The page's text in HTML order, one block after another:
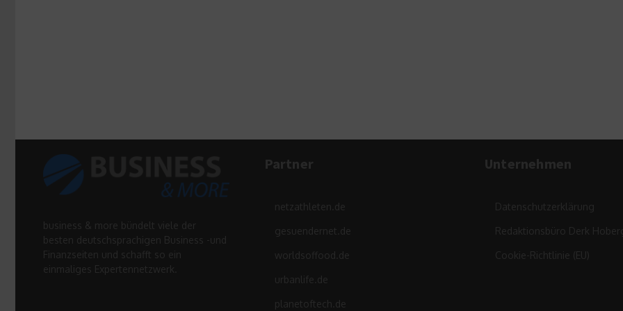
business & more bündelt viele der
besten deutschsprachigen Business -und
Finanzseiten und schafft so ein
einmaliges Expertennetzwerk.
Partner
netzathleten.de
gesuendernet.de
worldsoffood.de
urbanlife.de
planetoftech.de
Unternehmen
Datenschutzerklärung
Redaktionsbüro Derk
Cookie-Richtlinie (EU)